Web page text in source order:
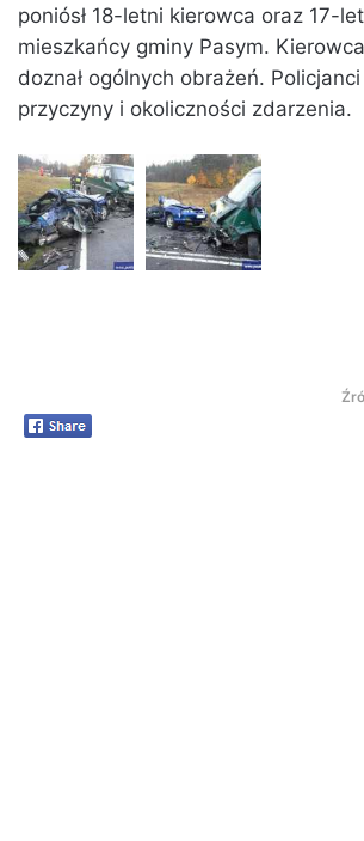
poniósł 18-letni kierowca oraz 17-
mieszkańcy gminy Pasym.
doznał ogólnych obrażeń.
przyczyny i okoliczności zdarzenia.